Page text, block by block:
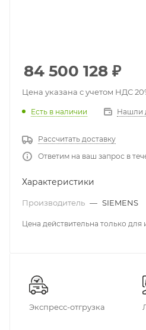
84 500 128 ₽
Цена указана с учетом НДС
Есть в наличии Нашли
Рассчитать доставку
Ответим на ваш запрос в
Характеристики
Производитель — SIEMENS
Цена действительна только для
Экспресс-отгрузка